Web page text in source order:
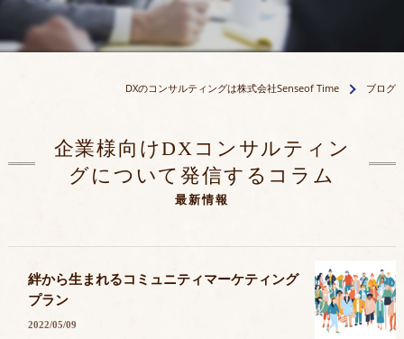
DXのコンサルティングは株式会社Senseof Time ブログ
企業様向けDXコンサルティン
グについて発信するコラム
最新情報
絆から生まれるコミュニティマーケティング
プラン
2022/05/09